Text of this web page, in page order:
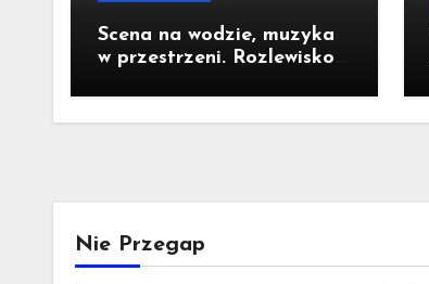
Scena na wodzie, muzyka
w przestrzeni. Rozlewisko
Nie Przegap